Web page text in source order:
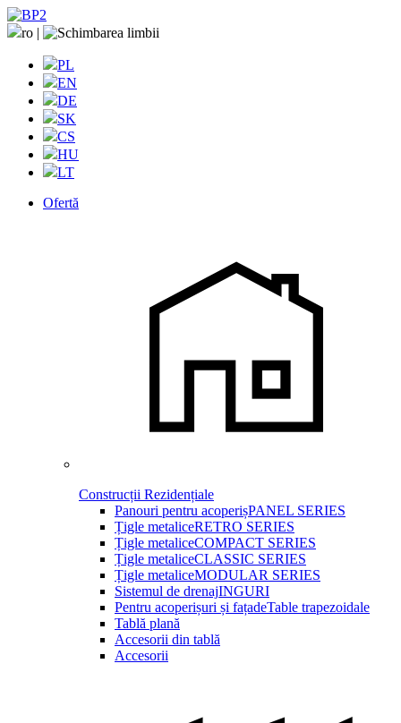
ro |
PL
EN
DE
SK
CS
HU
LT
Ofertă
Construcții Rezidențiale
Panouri pentru acoperișPANEL SERIES
Țigle metaliceRETRO SERIES
Țigle metaliceCOMPACT SERIES
Țigle metaliceCLASSIC SERIES
Țigle metaliceMODULAR SERIES
Sistemul de drenajINGURI
Pentru acoperișuri și fațadeTable trapezoidale
Tablă plană
Accesorii din tablă
Accesorii